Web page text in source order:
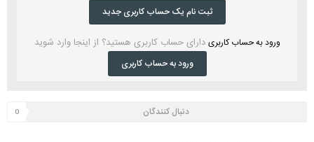
ثبت نام یک حساب کاربری جدید
ورود به حساب کاربری دارای حساب کاربری هستید؟ از اینجا وارد شوید
ورود به حساب کاربری
دنبال کنندگان 0